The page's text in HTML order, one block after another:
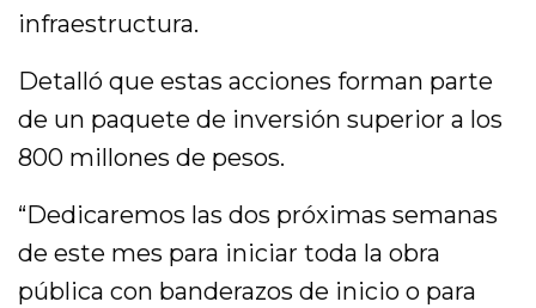
infraestructura.
Detalló que estas acciones forman parte
de un paquete de inversión superior a los
800 millones de pesos.
“Dedicaremos las dos próximas semanas
de este mes para iniciar toda la obra
pública con banderazos de inicio o para